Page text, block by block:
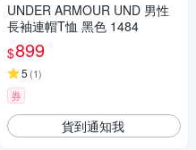
UNDER ARMOUR UND 男性
長袖連帽T恤 黑色 1484
$899
5 (1)
券
貨到通知我